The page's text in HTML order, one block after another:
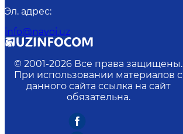
Эл. адрес:
info@navoi.uz
© 2001-2026 Все права защищены.
При использовании материалов с
данного сайта ссылка на сайт
обязательна.